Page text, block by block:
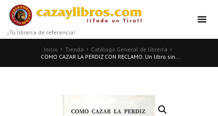
¡Tu librería de referencia!
Inicio Tienda
Catálogo General de librería
COMO CAZAR LA PERDIZ CON RECLAMO. Un libro sin...